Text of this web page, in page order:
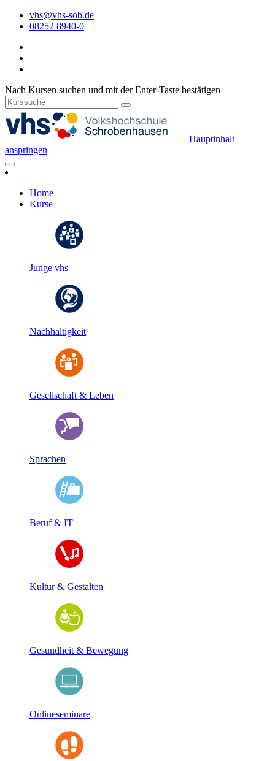
vhs@vhs-sob.de
08252 8940-0
Nach Kursen suchen und mit der Enter-Taste bestätigen
Hauptinhalt
anspringen
Home
Kurse
Junge vhs
Nachhaltigkeit
Gesellschaft & Leben
Sprachen
Beruf & IT
Kultur & Gestalten
Gesundheit & Bewegung
Onlineseminare